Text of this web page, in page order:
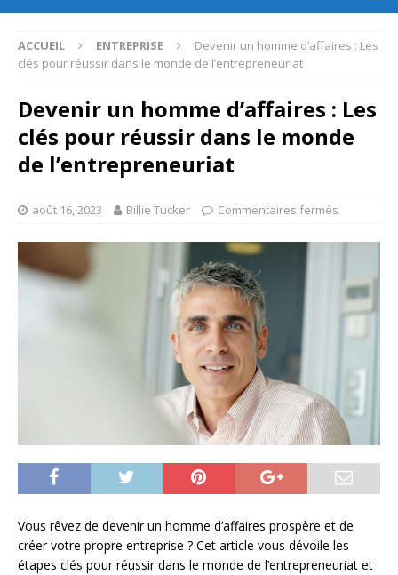
ACCUEIL ENTREPRISE
Devenir un homme d’affaires : Les
clés pour réussir dans le monde de l’entrepreneuriat
Devenir un homme d’affaires : Les
clés pour réussir dans le monde
de l’entrepreneuriat
août 16, 2023 Billie Tucker Commentaires fermés
Vous rêvez de devenir un homme d’affaires prospère et de
créer votre propre entreprise ? Cet article vous dévoile les
étapes clés pour réussir dans le monde de l’entrepreneuriat et